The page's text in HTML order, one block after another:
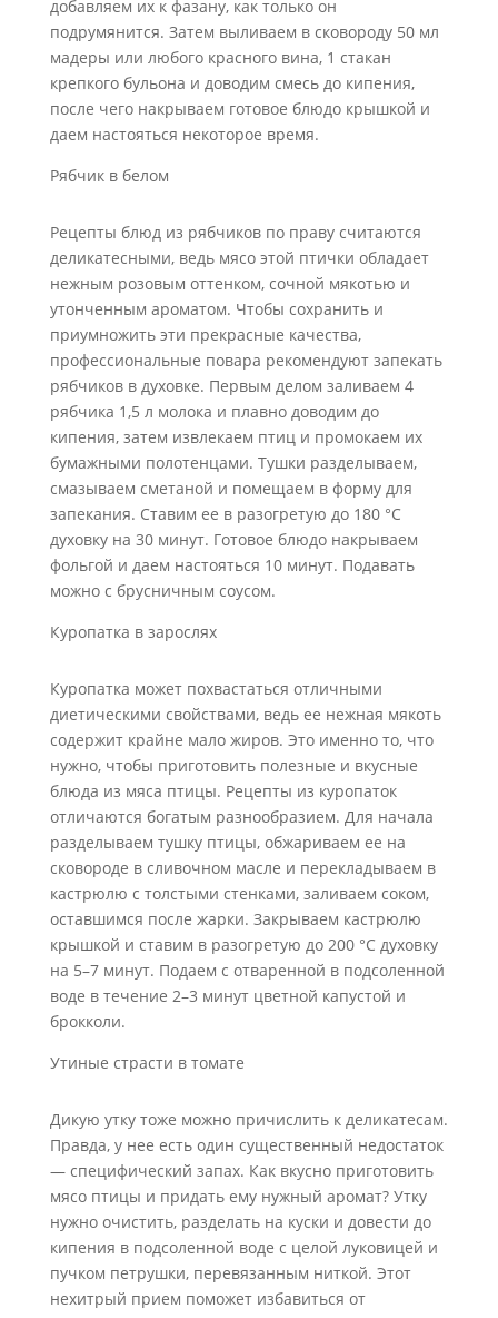
добавляем их к фазану, как только он
подрумянится. Затем выливаем в сковороду 50 мл
мадеры или любого красного вина, 1 стакан
крепкого бульона и доводим смесь до кипения,
после чего накрываем готовое блюдо крышкой и
даем настояться некоторое время.
Рябчик в белом
Рецепты блюд из рябчиков по праву считаются
деликатесными, ведь мясо этой птички обладает
нежным розовым оттенком, сочной мякотью и
утонченным ароматом. Чтобы сохранить и
приумножить эти прекрасные качества,
профессиональные повара рекомендуют запекать
рябчиков в духовке. Первым делом заливаем 4
рябчика 1,5 л молока и плавно доводим до
кипения, затем извлекаем птиц и промокаем их
бумажными полотенцами. Тушки разделываем,
смазываем сметаной и помещаем в форму для
запекания. Ставим ее в разогретую до 180 °C
духовку на 30 минут. Готовое блюдо накрываем
фольгой и даем настояться 10 минут. Подавать
можно с брусничным соусом.
Куропатка в зарослях
Куропатка может похвастаться отличными
диетическими свойствами, ведь ее нежная мякоть
содержит крайне мало жиров. Это именно то, что
нужно, чтобы приготовить полезные и вкусные
блюда из мяса птицы. Рецепты из куропаток
отличаются богатым разнообразием. Для начала
разделываем тушку птицы, обжариваем ее на
сковороде в сливочном масле и перекладываем в
кастрюлю с толстыми стенками, заливаем соком,
оставшимся после жарки. Закрываем кастрюлю
крышкой и ставим в разогретую до 200 °C духовку
на 5–7 минут. Подаем с отваренной в подсоленной
воде в течение 2–3 минут цветной капустой и
брокколи.
Утиные страсти в томате
Дикую утку тоже можно причислить к деликатесам.
Правда, у нее есть один существенный недостаток
— специфический запах. Как вкусно приготовить
мясо птицы и придать ему нужный аромат? Утку
нужно очистить, разделать на куски и довести до
кипения в подсоленной воде с целой луковицей и
пучком петрушки, перевязанным ниткой. Этот
нехитрый прием поможет избавиться от